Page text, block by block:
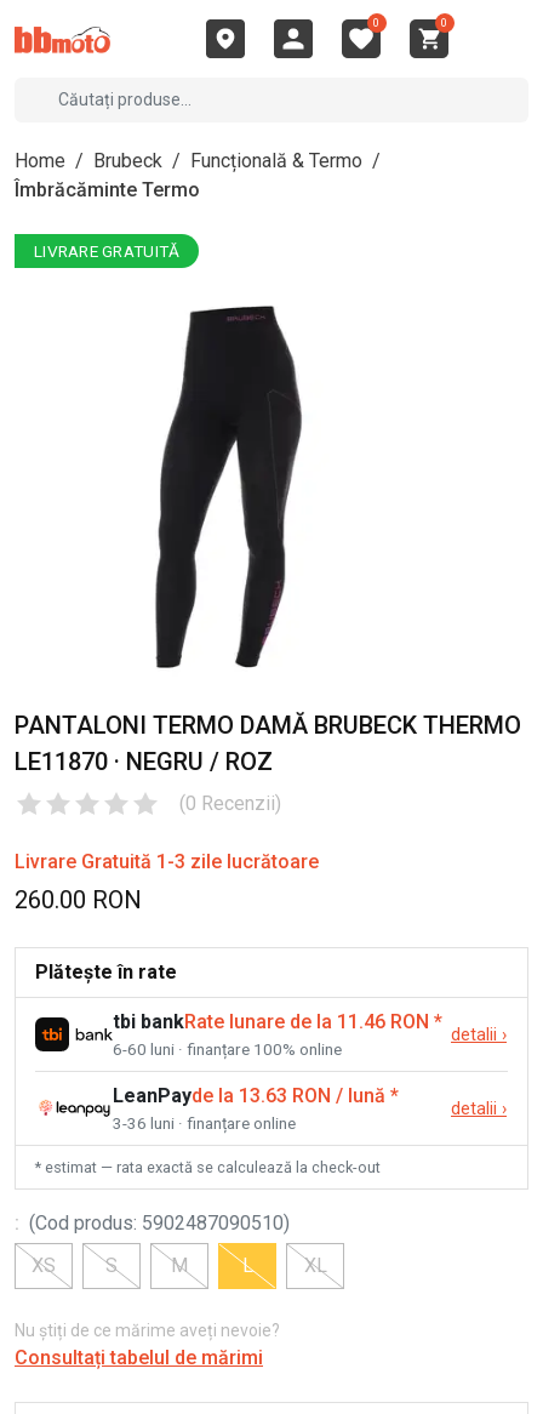
0 0
Home / Brubeck / Funcțională & Termo /
Îmbrăcăminte Termo
LIVRARE GRATUITĂ
PANTALONI TERMO DAMĂ BRUBECK THERMO
LE11870 · NEGRU / ROZ
(0 Recenzii)
Livrare Gratuită 1-3 zile lucrătoare
260.00 RON
Plătește în rate
tbi bankRate lunare de la 11.46 RON *
6-60 luni · finanțare 100% online
detalii ›
LeanPayde la 13.63 RON / lună *
3-36 luni · finanțare online
detalii ›
* estimat — rata exactă se calculează la check-out
: (Cod produs: 5902487090510)
XS
S M L XL
Nu știți de ce mărime aveți nevoie?
Consultați tabelul de mărimi